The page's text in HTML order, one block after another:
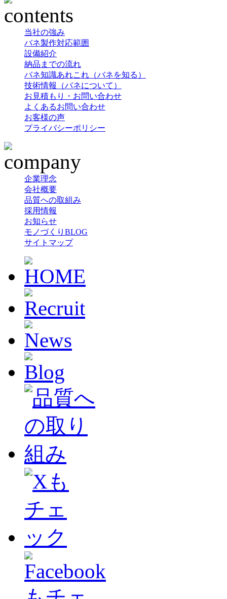
当社の強み
バネ製作対応範囲
設備紹介
納品までの流れ
バネ知識あれこれ（バネを知る）
技術情報（バネについて）
お見積もり・お問い合わせ
よくあるお問い合わせ
お客様の声
プライバシーポリシー
企業理念
会社概要
品質への取組み
採用情報
お知らせ
モノづくりBLOG
サイトマップ